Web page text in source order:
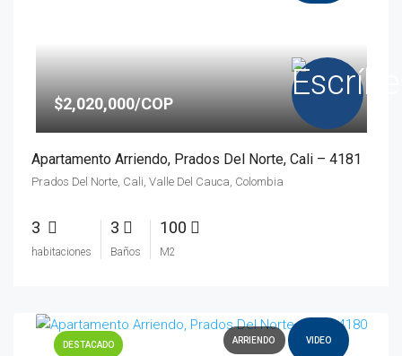
$2,020,000/COP
Apartamento Arriendo, Prados Del Norte, Cali – 4181
Prados Del Norte, Cali, Valle Del Cauca, Colombia
3
habitaciones
3
Baños
100
M2
DESTACADO ARRIENDO VIDEO